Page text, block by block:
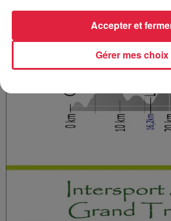
Gérer mes choix
Accepter et